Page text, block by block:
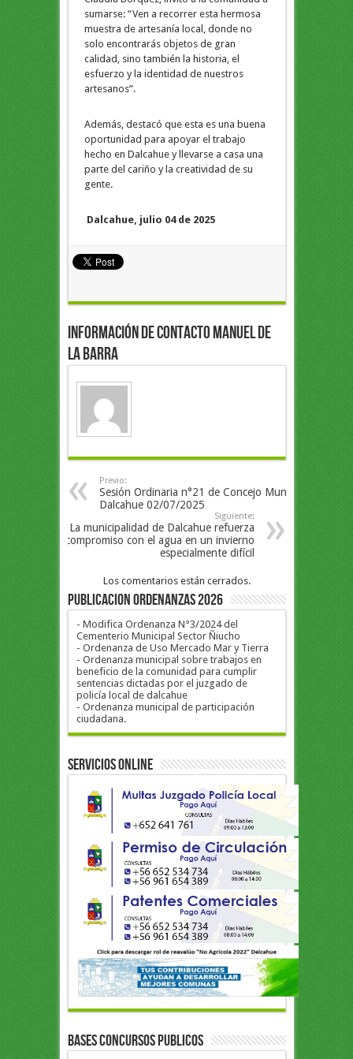
sumarse: “Ven a recorrer esta hermosa
muestra de artesanía local, donde no
solo encontrarás objetos de gran
calidad, sino también la historia, el
esfuerzo y la identidad de nuestros
artesanos”.
Además, destacó que esta es una buena
oportunidad para apoyar el trabajo
hecho en Dalcahue y llevarse a casa una
parte del cariño y la creatividad de su
gente.
Dalcahue, julio 04 de 2025
Información de Contacto Manuel de
la Barra
Previo:
Sesión Ordinaria n°21 de Concejo Mun
Dalcahue 02/07/2025
Siguiente:
La municipalidad de Dalcahue refuerza
compromiso con el agua en un invierno
especialmente difícil
Los comentarios están cerrados.
PUBLICACION ORDENANZAS 2026
- Modifica Ordenanza N°3/2024 del
Cementerio Municipal Sector Ñiucho
- Ordenanza de Uso Mercado Mar y Tierra
- Ordenanza municipal sobre trabajos en
beneficio de la comunidad para cumplir
sentencias dictadas por el juzgado de
policía local de dalcahue
- Ordenanza municipal de participación
ciudadana.
Servicios Online
BASES CONCURSOS PUBLICOS